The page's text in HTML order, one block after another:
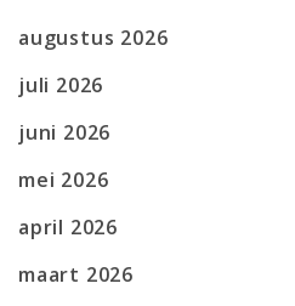
augustus 2026
juli 2026
juni 2026
mei 2026
april 2026
maart 2026